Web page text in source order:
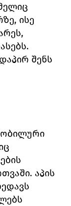
ისე
შენს
აპის